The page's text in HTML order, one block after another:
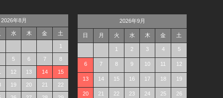
2026年8月
水 木 金 土
1
5 6 7 8
12 13 14 15
19 20 21 22
2026年9月
日 月 火 水 木 金 土
1 2 3 4 5
6 7 8 9 10 11 12
13 14 15 16 17 18 19
20 21 22 23 24 25 26